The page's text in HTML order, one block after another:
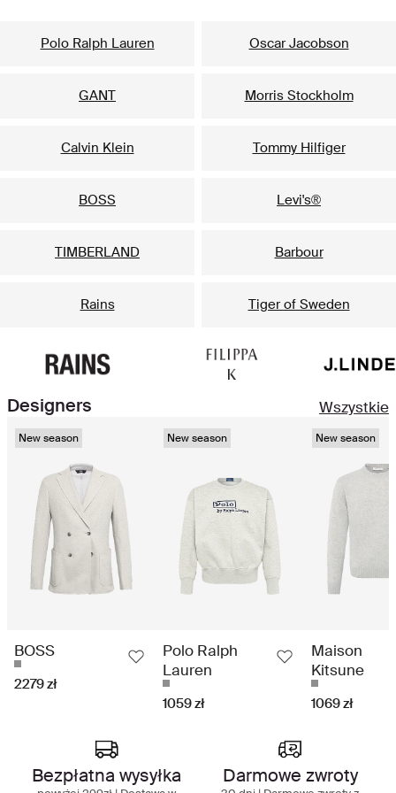
Polo Ralph Lauren Oscar Jacobson
GANT Morris Stockholm
Calvin Klein Tommy Hilfiger
BOSS Levi's®
TIMBERLAND Barbour
Rains Tiger of Sweden
Designers Wszystkie
New season
BOSS
2279 zł
New season
Polo Ralph
Lauren
1059 zł
New season
Maison
Kitsune
1069 zł
Bezpłatna wysyłka
Darmowe zwroty